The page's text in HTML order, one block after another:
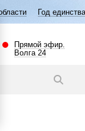
народов
Прямой эфир.
Волга 24